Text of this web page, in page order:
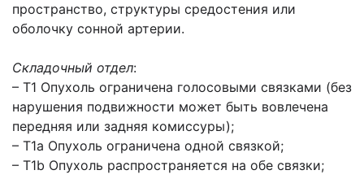
пространство, структуры средостения или
оболочку сонной артерии.
Складочный отдел:
– Т1 Опухоль ограничена голосовыми связками (без
нарушения подвижности может быть вовлечена
передняя или задняя комиссуры);
– Т1a Опухоль ограничена одной связкой;
– Т1b Опухоль распространяется на обе связки;